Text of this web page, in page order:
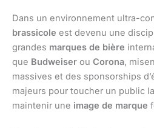
Dans un environnement ultra-
brassicole est devenu une
grandes marques de bière
que Budweiser ou Corona,
massives et des sponsorships
majeurs pour toucher un public
maintenir une image de marque